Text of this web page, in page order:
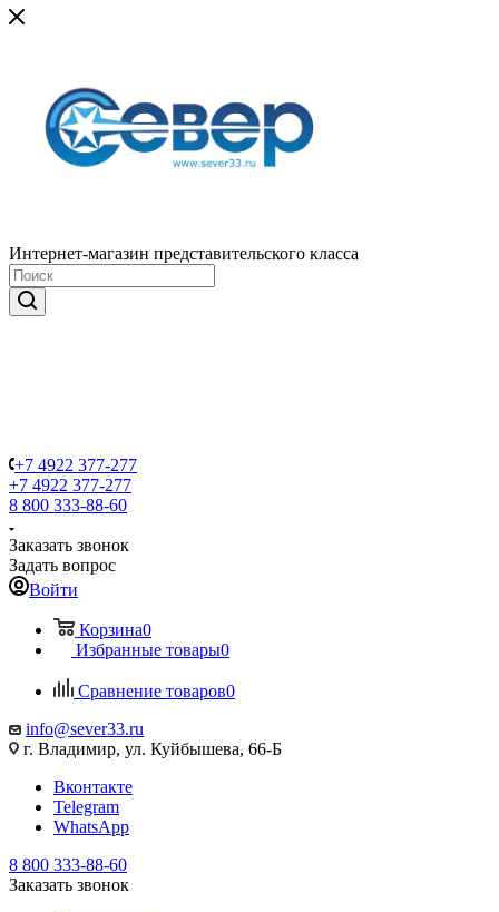
Интернет-магазин представительского класса
+7 4922 377-277
+7 4922 377-277
8 800 333-88-60
Заказать звонок
Задать вопрос
Войти
Корзина0
Избранные товары0
Сравнение товаров0
info@sever33.ru
г. Владимир, ул. Куйбышева, 66-Б
Вконтакте
Telegram
WhatsApp
8 800 333-88-60
Заказать звонок